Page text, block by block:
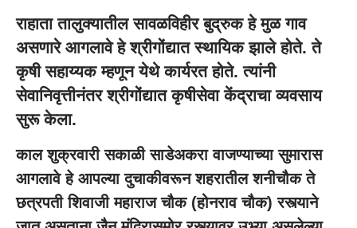
राहाता तालुक्यातील सावळविहीर बुद्रुक हे मुळ गाव
असणारे आगलावे हे श्रीगोंद्यात स्थायिक झाले होते. ते
कृषी सहाय्यक म्हणून येथे कार्यरत होते. त्यांनी
सेवानिवृत्तीनंतर श्रीगोंद्यात कृषीसेवा केंद्राचा व्यवसाय
सुरू केला.
काल शुक्रवारी सकाळी साडेअकरा वाजण्याच्या सुमारास
आगलावे हे आपल्या दुचाकीवरून शहरातील शनीचौक ते
छत्रपती शिवाजी महाराज चौक (होनराव चौक) रस्त्याने